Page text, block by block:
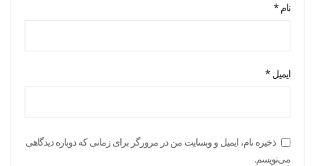
نام *
ایمیل *
ذخیره نام، ایمیل و وبسایت من در مرورگر برای زمانی که دوباره دیدگاهی
می‌نویسم.